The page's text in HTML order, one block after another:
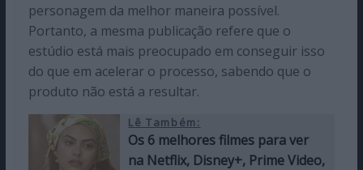
personagem da melhor maneira possível.
Portanto, a mesma publicação refere que o
estúdio está mais preocupado em conseguir isso
do que em acelerar o processo, sabendo que o
produto não está a resultar.
Lê Também:
Os 6 melhores filmes para ver
na Netflix, Disney+, Prime Video,